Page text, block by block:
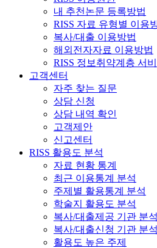
내 추천논문 등록방법
RISS 자료 유형별 이용
복사/대출 이용방법
해외전자자료 이용방법
RISS 정보취약계층 서
고객센터
자주 찾는 질문
상담 신청
상담 내역 확인
고객제안
신고센터
RISS 활용도 분석
자료 현황 통계
최근 이용통계 분석
주제별 활용통계 분석
학술지 활용도 분석
복사/대출제공 기관 분석
복사/대출신청 기관 분석
활용도 높은 주제